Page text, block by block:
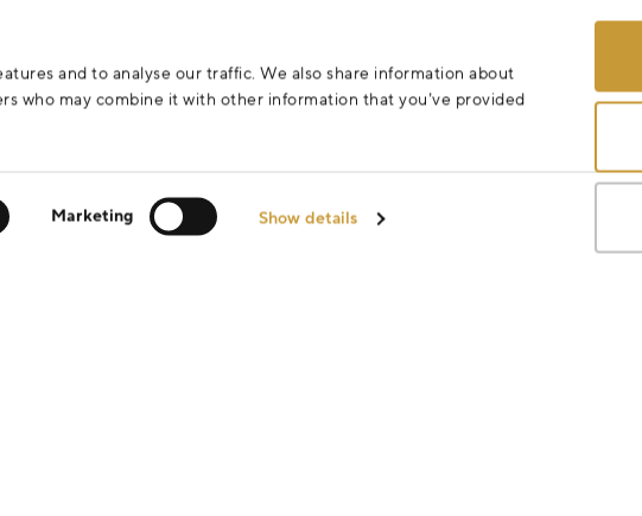
and to analyse our traffic. We also share information about
who may combine it with other information that you’ve provided
Marketing Show details